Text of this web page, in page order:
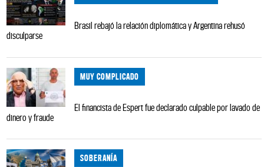
Brasil rebajó la relación diplomática y Argentina rehusó
disculparse
MUY COMPLICADO
El financista de Espert fue declarado culpable por lavado de
dinero y fraude
SOBERANÍA